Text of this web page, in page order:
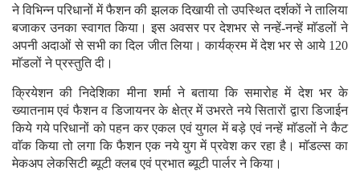
ने विभिन्न परिधानों में फैशन की झलक दिखायी तो उपस्थित दर्शकों ने तालिया
बजाकर उनका स्वागत किया। इस अवसर पर देशभर से नन्हें-नन्हें माॅडलों ने
अपनी अदाओं से सभी का दिल जीत लिया। कार्यक्रम में देश भर से आये 120
माॅडलों ने प्रस्तुति दी।
क्रियेशन की निदेशिका मीना शर्मा ने बताया कि समारोह में देश भर के
ख्यातनाम एवं फैशन व डिजायनर के क्षेत्र में उभरते नये सितारों द्वारा डिजाईन
किये गये परिधानों को पहन कर एकल एवं युगल में बड़े एवं नन्हें माॅडलों ने कैट
वाॅक किया तो लगा कि फैशन एक नये युग में प्रवेश कर रहा है। माॅडल्स का
मेकअप लेकसिटी ब्यूटी क्लब एवं प्रभात ब्यूटी पार्लर ने किया।